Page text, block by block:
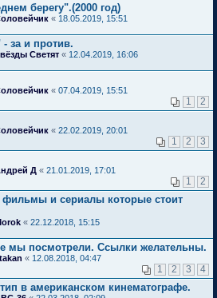
берегу".(2000 год)
« 18.05.2019, 15:51
за и против.
Светят « 12.04.2019, 16:06
« 07.04.2019, 15:51
1 2
« 22.02.2019, 20:01
1 2 3
Д « 21.01.2019, 17:01
1 2
и сериалы которые стоит
« 22.12.2018, 15:15
мы посмотрели. Ссылки желательны.
« 12.08.2018, 04:47
1 2 3 4
в американском кинематографе.